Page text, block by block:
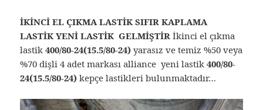
İKİNCİ EL ÇIKMA LASTİK SIFIR KAPLAMA
LASTİK YENİ LASTİK GELMİŞTİRİkinci el çıkma
lastik400/80-24(15.5/80-24) yarasız ve temiz %50 veya
%70 dişli 4 adet markası alliance yeni lastik400/80-
24(15.5/80-24) kepçe lastikleri bulunmaktadır…